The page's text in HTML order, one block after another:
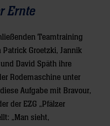
Ernte
Teamtraining
Groetzki, Jannik
David Späth ihre
Rodemaschine unter
Aufgabe mit Bravour,
der EZG „Pfälzer
„Man sieht,